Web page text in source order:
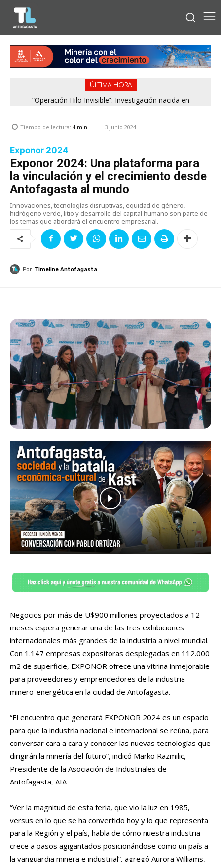
ÚLTIMA HORA
“Operación Hilo Invisible”: Investigación nacida en
Tiempo de lectura: 4min. 3 junio 2024
Exponor 2024
Exponor 2024: Una plataforma para
la vinculación y el crecimiento desde
Antofagasta al mundo
Innovaciones, tecnologías disruptivas, equidad de género,
hidrógeno verde, litio y desarrollo del capital humano son parte de
los temas que abordará el encuentro empresarial.
Por Timeline Antofagasta
Negocios por más de U$900 millones proyectados a 12
meses espera generar una de las tres exhibiciones
internacionales más grandes de la industria a nivel mundial.
Con 1.147 empresas expositoras desplegadas en 112.000
m2 de superficie, EXPONOR ofrece una vitrina inmejorable
para proveedores y emprendedores de la industria
minero-energética en la ciudad de Antofagasta.
“El encuentro que generará EXPONOR 2024 es un espacio
para que la industria nacional e internacional se reúna, para
conversar cara a cara y conocer las nuevas tecnologías que
dirigirán la minería del futuro”, indicó Marko Razmilic,
Presidente de la Asociación de Industriales de
Antofagasta, AIA.
“Ver la magnitud de esta feria, que vio la luz en 1985,
versus en lo que se ha convertido hoy y lo que representa
para la Región y el país, habla de cómo nuestra industria
crece a pasos agigantados posicionándose como un país a
la vanguardia minera e industrial”, agregó Aurora Williams,